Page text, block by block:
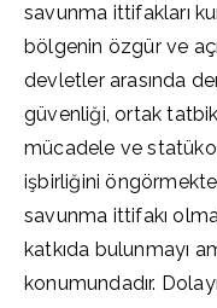
savunma ittifakları
bölgenin özgür ve
devletler arasında
güvenliği, ortak
mücadele ve
işbirliğini
savunma ittifakı
katkıda bulunmayı
konumundadır.